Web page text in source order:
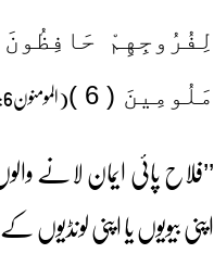
مَلُومِينَ ( 6 )
(المومنون23:6۔1)
’’فلاح پائی ایمان لانے
اپنی بیویوں یا اپنی